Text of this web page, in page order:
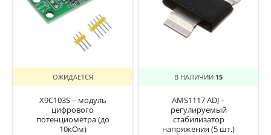
ОЖИДАЕТСЯ
X9C103S – модуль
цифрового
потенциометра (до
10кОм)
В НАЛИЧИИ 15
AMS1117 ADJ –
регулируемый
стабилизатор
напряжения (5 шт.)